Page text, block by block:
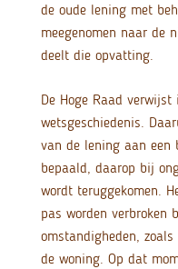
de oude lening met
meegenomen naar de
deelt die opvatting.
De Hoge Raad
wetsgeschiedenis.
van de lening aan een
bepaald, daarop bij
wordt teruggekomen.
pas worden verbroken
omstandigheden,
de woning. Op dat